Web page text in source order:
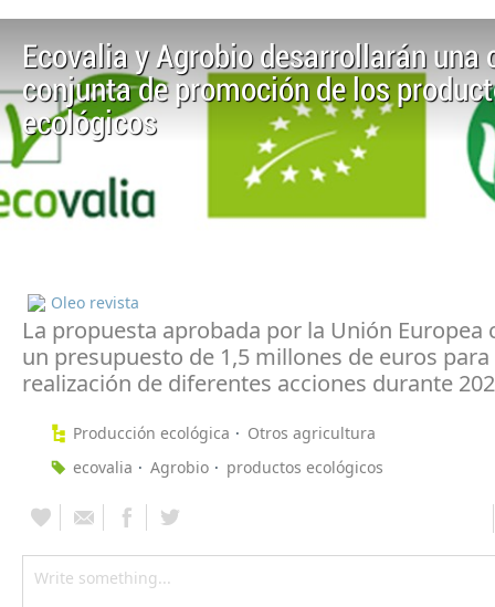
Ecovalia y Agrobio desarrollarán una
conjunta de promoción de los
ecológicos
Oleo revista
La propuesta aprobada por la Unión Europea
un presupuesto de 1,5 millones de euros para
realización de diferentes acciones durante
Producción ecológica
Otros agricultura
ecovalia
Agrobio productos ecológicos